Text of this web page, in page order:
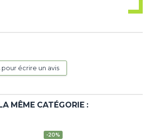
écrire un avis
MÊME CATÉGORIE :
-20%